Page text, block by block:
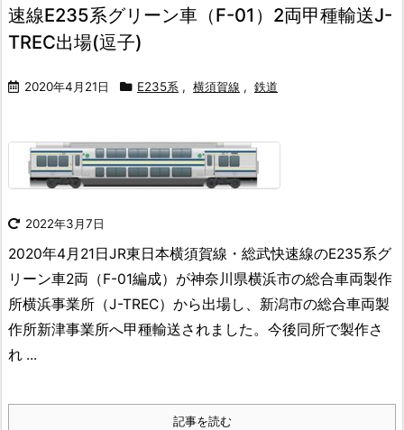
速線E235系グリーン車（F-01）2両甲種輸送J-
TREC出場(逗子)
2020年4月21日 E235系 , 横須賀線 , 鉄道
2022年3月7日
2020年4月21日JR東日本横須賀線・総武快速線のE235系グ
リーン車2両（F-01編成）が神奈川県横浜市の総合車両製作
所横浜事業所（J-TREC）から出場し、新潟市の総合車両製
作所新津事業所へ甲種輸送されました。今後同所で製作さ
れ ...
記事を読む